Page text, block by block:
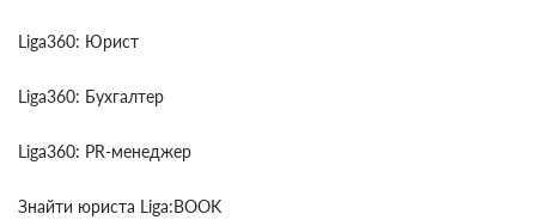
Liga360: Юрист
Liga360: Бухгалтер
Liga360: PR-менеджер
Знайти юриста Liga:BOOK